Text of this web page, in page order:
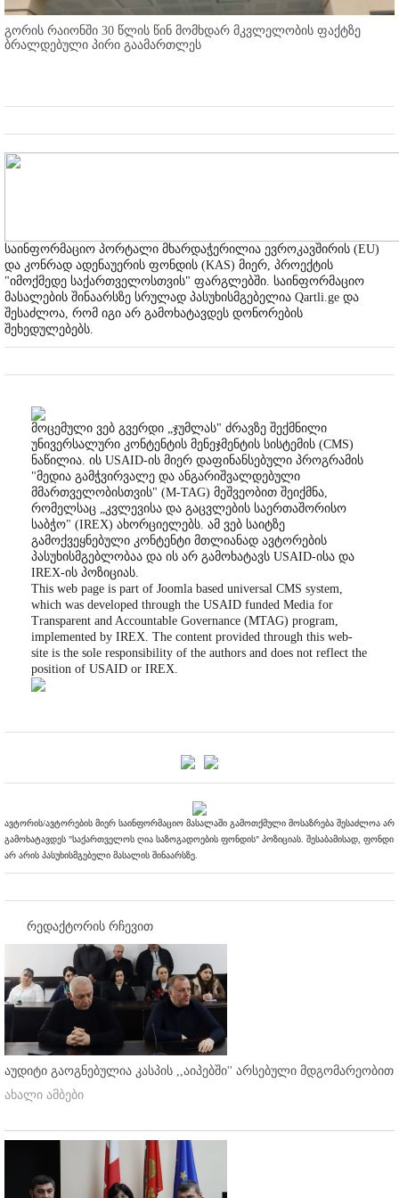
გორის რაიონში 30 წლის წინ მომხდარ მკვლელობის ფაქტზე
ბრალდებული პირი გაამართლეს
საინფორმაციო პორტალი მხარდაჭერილია ევროკავშირის (EU)
და კონრად ადენაუერის ფონდის (KAS) მიერ, პროექტის
"იმოქმედე საქართველოსთვის" ფარგლებში. საინფორმაციო
მასალების შინაარსზე სრულად პასუხისმგებელია Qartli.ge და
შესაძლოა, რომ იგი არ გამოხატავდეს დონორების
შეხედულებებს.
მოცემული ვებ გვერდი „ჯუმლას" ძრავზე შექმნილი
უნივერსალური კონტენტის მენეჯმენტის სისტემის (CMS)
ნაწილია. ის USAID-ის მიერ დაფინანსებული პროგრამის
"მედია გამჭვირვალე და ანგარიშვალდებული
მმართველობისთვის" (M-TAG) მეშვეობით შეიქმნა,
რომელსაც „კვლევისა და გაცვლების საერთაშორისო
საბჭო" (IREX) ახორციელებს. ამ ვებ საიტზე
გამოქვეყნებული კონტენტი მთლიანად ავტორების
პასუხისმგებლობაა და ის არ გამოხატავს USAID-ისა და
IREX-ის პოზიციას.
This web page is part of Joomla based universal CMS system,
which was developed through the USAID funded Media for
Transparent and Accountable Governance (MTAG) program,
implemented by IREX. The content provided through this web-
site is the sole responsibility of the authors and does not reflect the
position of USAID or IREX.
ავტორის/ავტორების მიერ საინფორმაციო მასალაში გამოთქმული მოსაზრება შესაძლოა არ
გამოხატავდეს "საქართველოს ღია საზოგადოების ფონდის" პოზიციას. შესაბამისად, ფონდი
არ არის პასუხისმგებელი მასალის შინაარსზე.
რედაქტორის რჩევით
აუდიტი გაოგნებულია კასპის ,,აიპებში'' არსებული მდგომარეობით
ახალი ამბები